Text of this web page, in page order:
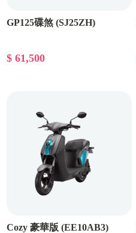
GP125碟煞 (SJ25ZH)
$ 61,500
Cozy 豪華版 (EE10AB3)